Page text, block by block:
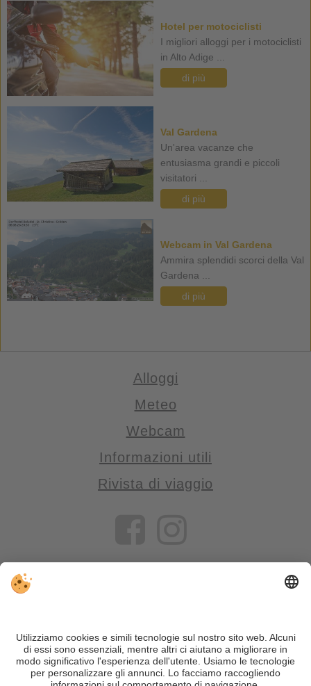
Hotel per motociclisti
I migliori alloggi per i motociclisti
in Alto Adige ...
di più
Val Gardena
Un'area vacanze che
entusiasma grandi e piccoli
visitatori ...
di più
Webcam in Val Gardena
Ammira splendidi scorci della Val
Gardena ...
di più
Alloggi
Meteo
Webcam
Informazioni utili
Rivista di viaggio
VIVOSüdtirol è il portale di viaggio per chi desidera vivere il
Trentino Alto Adige davvero – con consigli autentici, alloggi e
offerte su misura.